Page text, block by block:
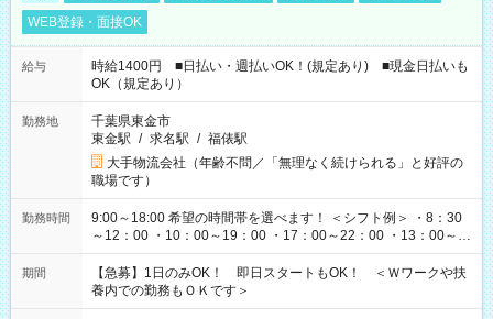
WEB登録・面接OK
給与
時給1400円 ■日払い・週払いOK！(規定あり) ■現金日払いも
OK（規定あり）
勤務地
千葉県東金市
東金駅 / 求名駅 / 福俵駅
大手物流会社（年齢不問／「無理なく続けられる」と好評の
職場です）
勤務時間
9:00～18:00 希望の時間帯を選べます！ ＜シフト例＞ ・8：30
～12：00 ・10：00～19：00 ・17：00～22：00 ・13：00～
22：00 ・22：00～翌6：00 など
期間
【急募】1日のみOK！ 即日スタートもOK！ ＜Ｗワークや扶
養内での勤務もＯＫです＞